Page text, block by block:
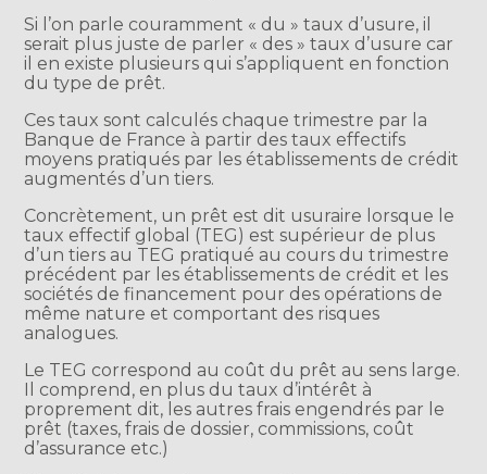
Si l’on parle couramment « du » taux d’usure, il
serait plus juste de parler « des » taux d’usure car
il en existe plusieurs qui s’appliquent en fonction
du type de prêt.
Ces taux sont calculés chaque trimestre par la
Banque de France à partir des taux effectifs
moyens pratiqués par les établissements de crédit
augmentés d’un tiers.
Concrètement, un prêt est dit usuraire lorsque le
taux effectif global (TEG) est supérieur de plus
d’un tiers au TEG pratiqué au cours du trimestre
précédent par les établissements de crédit et les
sociétés de financement pour des opérations de
même nature et comportant des risques
analogues.
Le TEG correspond au coût du prêt au sens large.
Il comprend, en plus du taux d’intérêt à
proprement dit, les autres frais engendrés par le
prêt (taxes, frais de dossier, commissions, coût
d’assurance etc.)